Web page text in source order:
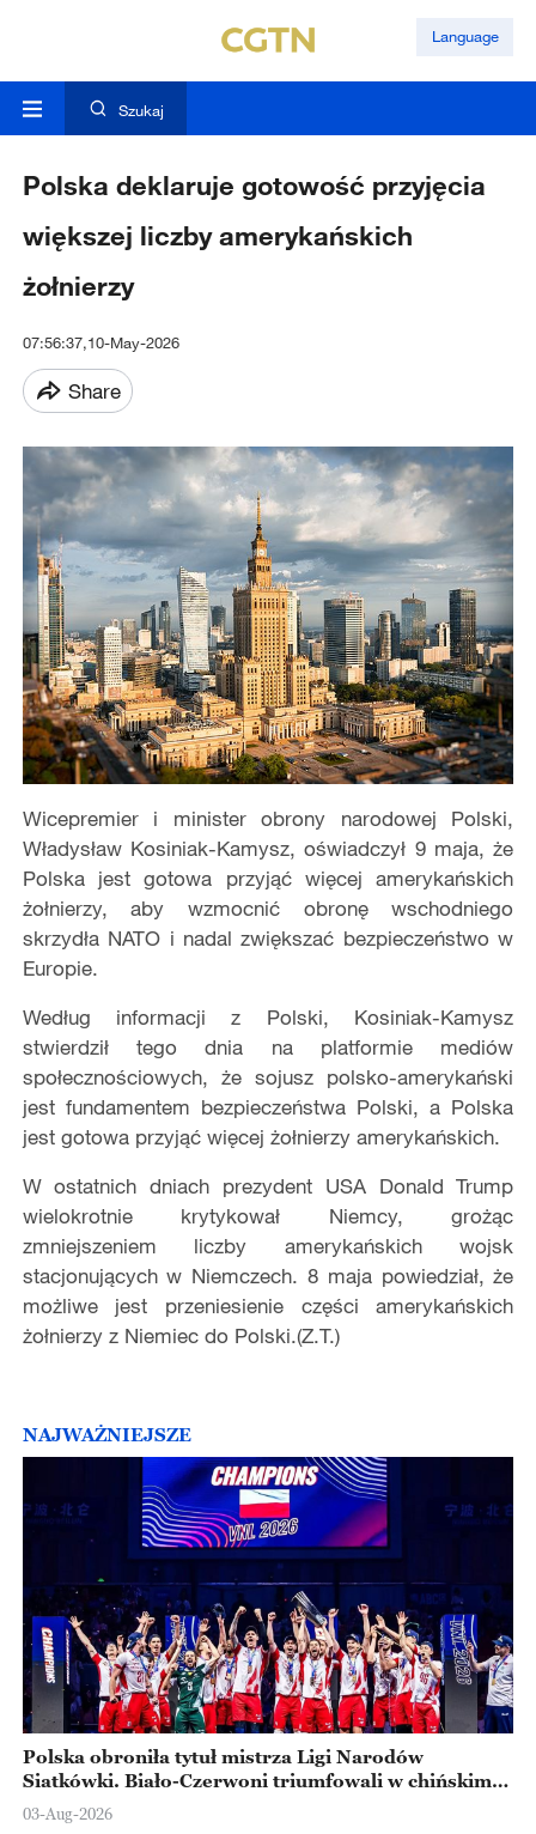
Language
Szukaj
Polska deklaruje gotowość przyjęcia
większej liczby amerykańskich
żołnierzy
07:56:37,10-May-2026
Share
Wicepremier i minister obrony narodowej Polski,
Władysław Kosiniak-Kamysz, oświadczył 9 maja, że
Polska jest gotowa przyjąć więcej amerykańskich
żołnierzy, aby wzmocnić obronę wschodniego
skrzydła NATO i nadal zwiększać bezpieczeństwo w
Europie.
Według informacji z Polski, Kosiniak-Kamysz
stwierdził tego dnia na platformie mediów
społecznościowych, że sojusz polsko-amerykański
jest fundamentem bezpieczeństwa Polski, a Polska
jest gotowa przyjąć więcej żołnierzy amerykańskich.
W ostatnich dniach prezydent USA Donald Trump
wielokrotnie krytykował Niemcy, grożąc
zmniejszeniem liczby amerykańskich wojsk
stacjonujących w Niemczech. 8 maja powiedział, że
możliwe jest przeniesienie części amerykańskich
żołnierzy z Niemiec do Polski.(Z.T.)
NAJWAŻNIEJSZE
Polska obroniła tytuł mistrza Ligi Narodów
Siatkówki. Biało-Czerwoni triumfowali w chińskim
Ningbo
03-Aug-2026